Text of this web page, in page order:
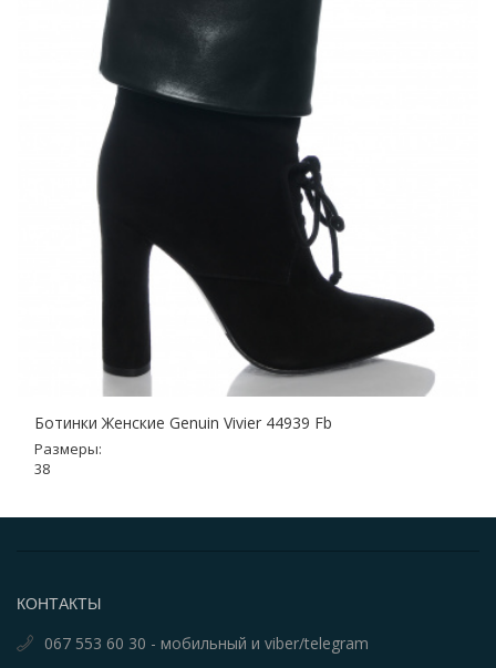
Ботинки Женские Genuin Vivier 44939 Fb
Размеры:
38
КОНТАКТЫ
067 553 60 30 - мобильный и viber/telegram